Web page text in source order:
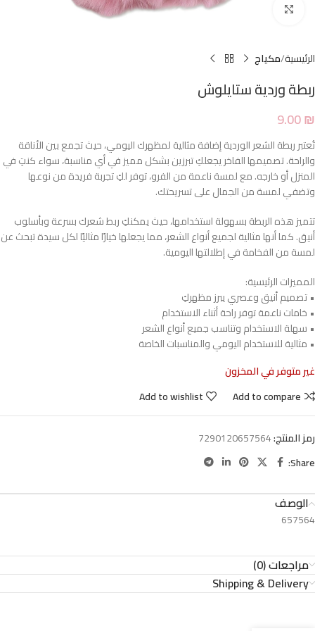
Click to enlarge
الرئيسية مكياج
ربطة وردية ستايلوش
9.00₪
تُعتبر ربطة الشعر الوردية إضافة مثالية لمظهرك اليومي، حيث تجمع بين الأناقة
والراحة. تصميمها الفاخر يجعلكِ تبرزين بشكل مميز في أي مناسبة، سواء كنتِ في
المنزل أو خارجه. مع لمسة ناعمة من الفرو، توفر لكِ تجربة فريدة من نوعها
وتضفي لمسة من الجمال على تسريحتك.
تتميز هذه الربطة بسهولة استخدامها، حيث يمكنكِ ربط شعرك بسرعة وبأسلوب
أنيق. كما أنها مثالية لجميع أنواع الشعر، مما يجعلها خيارًا مثاليًا لكل سيدة تبحث عن
لمسة من الفخامة في إطلالتها اليومية.
المميزات الرئيسية:
• تصميم أنيق وعصري يبرز مظهركِ
• خامات ناعمة توفر راحة أثناء الاستخدام
• سهلة الاستخدام وتناسب جميع أنواع الشعر
• مثالية للاستخدام اليومي والمناسبات الخاصة
غير متوفر في المخزون
Add to compare
Add to wishlist
رمز المنتج:7290120657564
Share:
الوصف
657564
مراجعات (0)
Shipping & Delivery